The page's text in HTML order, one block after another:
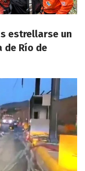
estrellarse un
de Río de